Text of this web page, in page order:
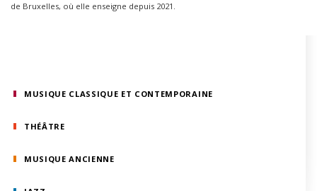
MUSIQUE CLASSIQUE ET CONTEMPORAINE
THÉÂTRE
MUSIQUE ANCIENNE
de Bruxelles, où elle enseigne depuis 2021.